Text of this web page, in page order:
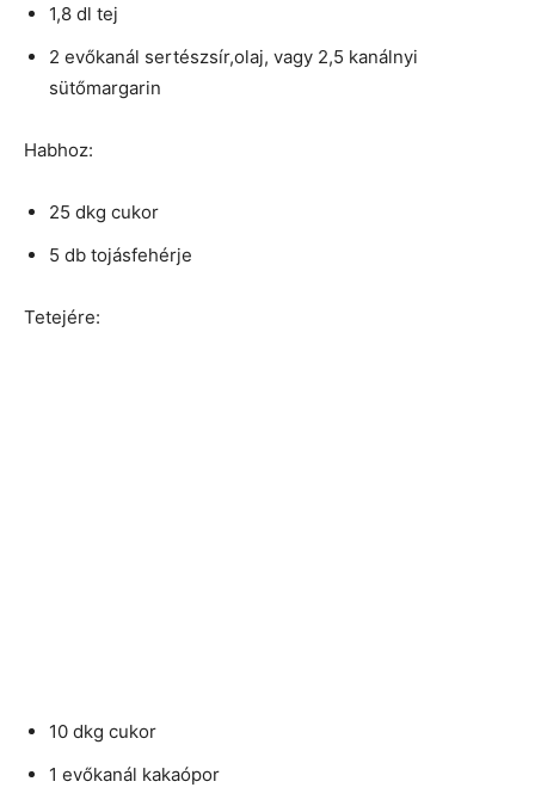
1,8 dl tej
2 evőkanál sertészsír,olaj, vagy 2,5 kanálnyi
sütőmargarin
Habhoz:
25 dkg cukor
5 db tojásfehérje
Tetejére:
10 dkg cukor
1 evőkanál kakaópor